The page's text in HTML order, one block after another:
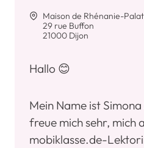
Maison de Rhénanie-
29 rue Buffon
21000 Dijon
Hallo 😊
Mein Name ist
freue mich sehr, mich
mobiklasse.de-